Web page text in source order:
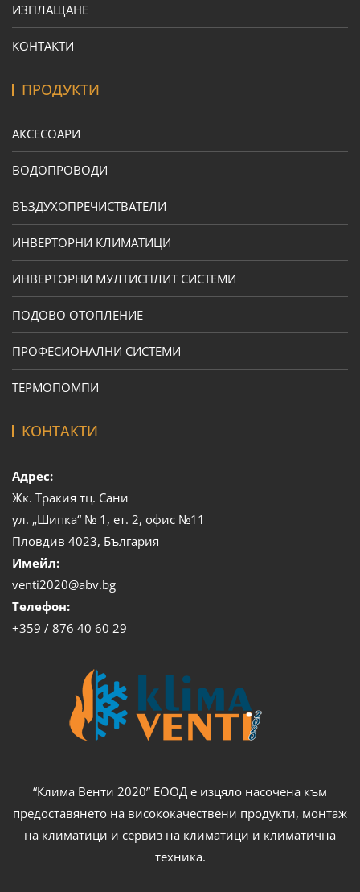
ИЗПЛАЩАНЕ
КОНТАКТИ
ПРОДУКТИ
АКСЕСОАРИ
ВОДОПРОВОДИ
ВЪЗДУХОПРЕЧИСТВАТЕЛИ
ИНВЕРТОРНИ КЛИМАТИЦИ
ИНВЕРТОРНИ МУЛТИСПЛИТ СИСТЕМИ
ПОДОВО ОТОПЛЕНИЕ
ПРОФЕСИОНАЛНИ СИСТЕМИ
ТЕРМОПОМПИ
КОНТАКТИ
Адрес:
Жк. Тракия тц. Сани
ул. „Шипка“ № 1, ет. 2, офис №11
Пловдив 4023, България
Имейл:
venti2020@abv.bg
Телефон:
+359 / 876 40 60 29
“Клима Венти 2020” ЕООД е изцяло насочена към
предоставянето на висококачествени продукти, монтаж
на климатици и сервиз на климатици и климатична
техника.